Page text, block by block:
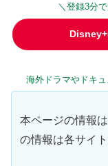
＼登録3分
海外ドラマやドキ
本ページの情報
の情報は各サイ